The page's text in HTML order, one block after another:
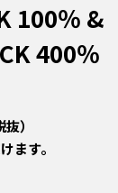
100％ &
400％
）
ます。